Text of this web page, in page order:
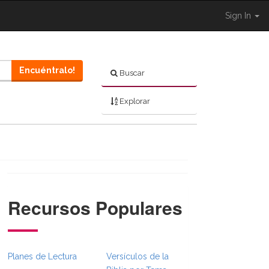
Sign In
Buscar
Explorar
Encuéntralo!
}} }} }}
Recursos Populares
Planes de Lectura
Versículos de la